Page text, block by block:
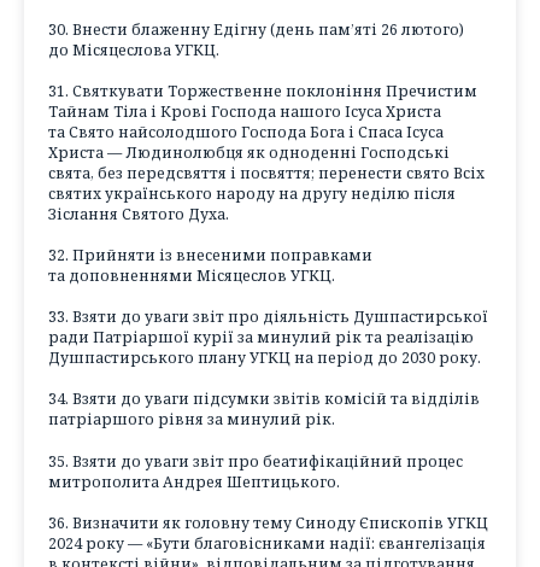
30. Внести блаженну Едігну (день пам’яті 26 лютого)
до Місяцеслова УГКЦ.
31. Святкувати Торжественне поклоніння Пречистим
Тайнам Тіла і Крові Господа нашого Ісуса Христа
та Свято найсолодшого Господа Бога і Спаса Ісуса
Христа — Людинолюбця як одноденні Господські
свята, без передсвяття і посвяття; перенести свято Всіх
святих українського народу на другу неділю після
Зіслання Святого Духа.
32. Прийняти із внесеними поправками
та доповненнями Місяцеслов УГКЦ.
33. Взяти до уваги звіт про діяльність Душпастирської
ради Патріаршої курії за минулий рік та реалізацію
Душпастирського плану УГКЦ на період до 2030 року.
34. Взяти до уваги підсумки звітів комісій та відділів
патріаршого рівня за минулий рік.
35. Взяти до уваги звіт про беатифікаційний процес
митрополита Андрея Шептицького.
36. Визначити як головну тему Синоду Єпископів УГКЦ
2024 року — «Бути благовісниками надії: євангелізація